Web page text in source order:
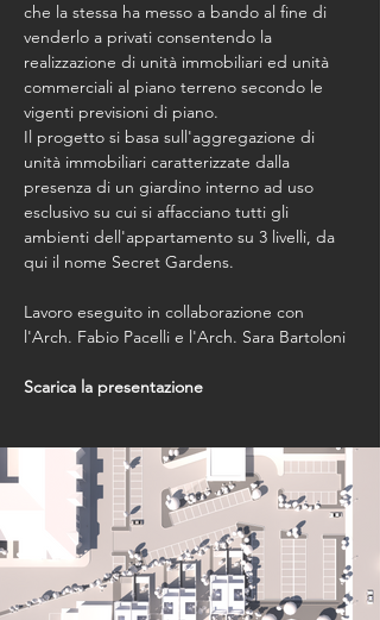
che la stessa ha messo a bando al fine di
venderlo a privati consentendo la
realizzazione di unità immobiliari ed unità
commerciali al piano terreno secondo le
vigenti previsioni di piano.
Il progetto si basa sull'aggregazione di
unità immobiliari caratterizzate dalla
presenza di un giardino interno ad uso
esclusivo su cui si affacciano tutti gli
ambienti dell'appartamento su 3 livelli, da
qui il nome Secret Gardens.
Lavoro eseguito in collaborazione con
l'Arch. Fabio Pacelli e l'Arch. Sara Bartoloni
Scarica la presentazione